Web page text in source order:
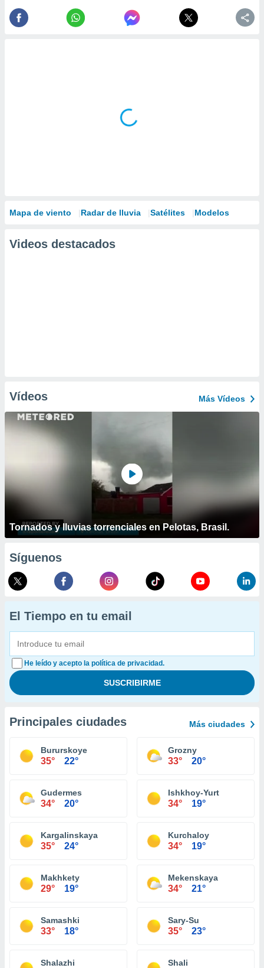
Mapa de viento Radar de lluvia Satélites Modelos
Videos destacados
Vídeos Más Vídeos
Tornados y lluvias torrenciales en Pelotas, Brasil.
Síguenos
El Tiempo en tu email
He leído y acepto la política de privacidad.
Principales ciudades Más ciudades
Bururskoye
35° 22°
Grozny
33° 20°
Gudermes
34° 20°
Ishkhoy-Yurt
34° 19°
Kargalinskaya
35° 24°
Kurchaloy
34° 19°
Makhkety
29° 19°
Mekenskaya
34° 21°
Samashki
33° 18°
Sary-Su
35° 23°
Shalazhi Shali